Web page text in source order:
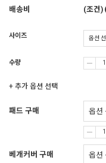
배송비
(조건)
사이즈
수량
+ 추가 옵션 선택
패드 구매
베개커버 구매